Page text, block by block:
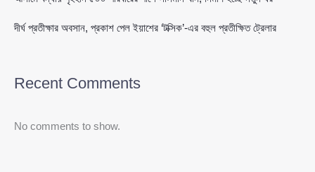
দীর্ঘ প্রতীক্ষার অবসান, প্রকাশ পেল ইয়াশের ‘টক্সিক’-এর বহুল প্রতীক্ষিত ট্রেলার
Recent Comments
No comments to show.